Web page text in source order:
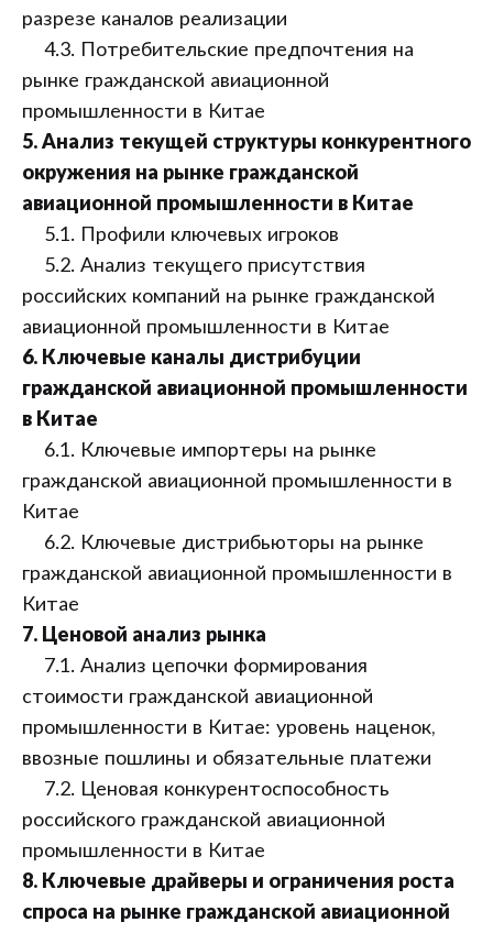
разрезе каналов реализации
4.3. Потребительские предпочтения на
рынке гражданской авиационной
промышленности в Китае
5. Анализ текущей структуры конкурентного
окружения на рынке гражданской
авиационной промышленности в Китае
5.1. Профили ключевых игроков
5.2. Анализ текущего присутствия
российских компаний на рынке гражданской
авиационной промышленности в Китае
6. Ключевые каналы дистрибуции
гражданской авиационной промышленности
в Китае
6.1. Ключевые импортеры на рынке
гражданской авиационной промышленности в
Китае
6.2. Ключевые дистрибьюторы на рынке
гражданской авиационной промышленности в
Китае
7. Ценовой анализ рынка
7.1. Анализ цепочки формирования
стоимости гражданской авиационной
промышленности в Китае: уровень наценок,
ввозные пошлины и обязательные платежи
7.2. Ценовая конкурентоспособность
российского гражданской авиационной
промышленности в Китае
8. Ключевые драйверы и ограничения роста
спроса на рынке гражданской авиационной